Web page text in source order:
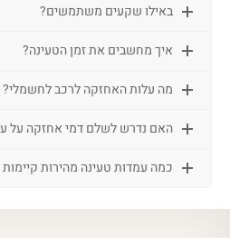
באילו שקעים משתמשים?
איך מחשבים את זמן הטעינה?
מה עלות האחזקה לרכב לחשמלי?
האם נדרש לשלם דמי אחזקה על
כמה עמדות טעינה מהירות קיימות